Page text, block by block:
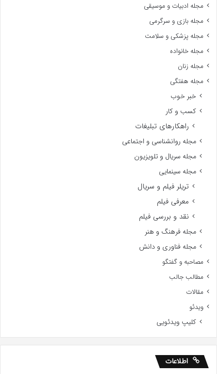
مجله ادبیات و موسیقی
مجله بازی و سرگرمی
مجله پزشکی و سلامت
مجله خانواده
مجله زنان
مجله هفتگی
خبر خوب
کسب و کار
راهکارهای تبلیغات
مجله روانشناسی و اجتماعی
مجله سریال و تلویزیون
مجله سینمایی
تریلر فیلم و سریال
معرفی فیلم
نقد و بررسی فیلم
مجله فرهنگ و هنر
مجله فناوری و دانش
مصاحبه و گفتگو
مطالب جالب
مقالات
ویدئو
کلیپ ویدئویی
اطلاعات